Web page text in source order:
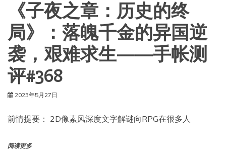
《子夜之章：历史的终
局》：落魄千金的异国逆
袭，艰难求生——手帐测
评#368
2023年5月27日
前情提要： 2D像素风深度文字解谜向RPG在很多人
阅读更多